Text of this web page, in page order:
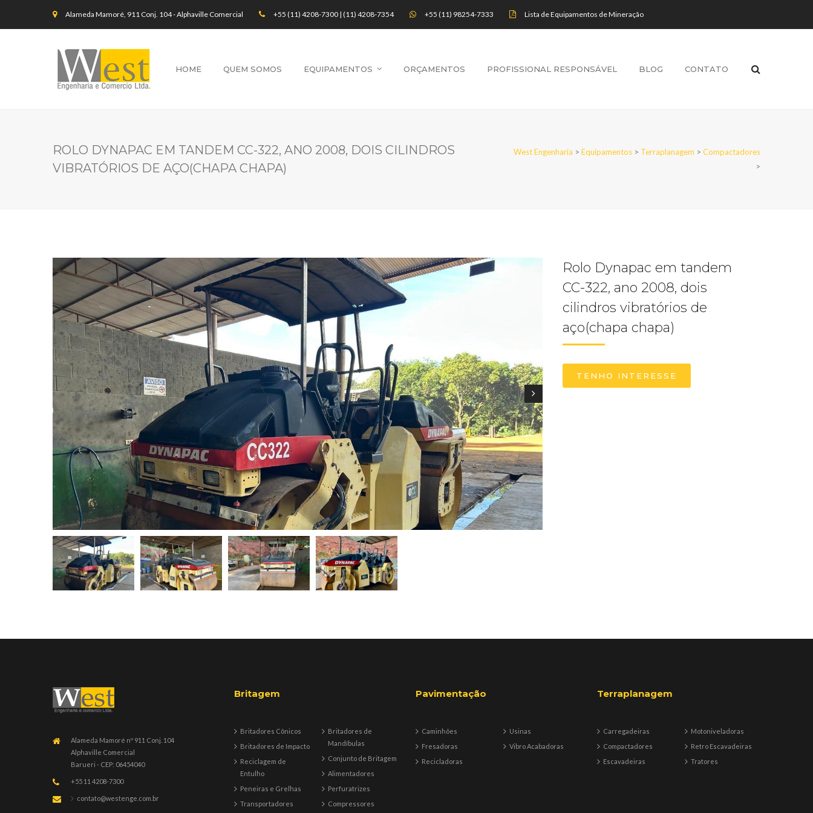
Alameda Mamoré, 911 Conj. 104 - Alphaville Comercial +55 (11) 4208-7300 | (11) 4208-7354 +55 (11) 98254-7333 Lista de Equipamentos de Mineração
HOME QUEM SOMOS EQUIPAMENTOS ORÇAMENTOS PROFISSIONAL RESPONSÁVEL BLOG CONTATO
ROLO DYNAPAC EM TANDEM CC-322, ANO 2008, DOIS CILINDROS
VIBRATÓRIOS DE AÇO(CHAPA CHAPA)
West Engenharia > Equipamentos > Terraplanagem > Compactadores
>
Rolo Dynapac em tandem
CC-322, ano 2008, dois
cilindros vibratórios de
aço(chapa chapa)
TENHO INTERESSE
Alameda Mamoré nº 911 Conj. 104
Alphaville Comercial
Barueri - CEP: 06454040
+55 11 4208-7300
contato@westenge.com.br
Britagem
Britadores Cônicos
Britadores de Impacto
Reciclagem de
Entulho
Peneiras e Grelhas
Transportadores
Britadores de
Mandíbulas
Conjunto de Britagem
Alimentadores
Perfuratrizes
Compressores
Pavimentação
Caminhões
Fresadoras
Recicladoras
Usinas
Vibro Acabadoras
Terraplanagem
Carregadeiras
Compactadores
Escavadeiras
Motoniveladoras
Retro Escavadeiras
Tratores